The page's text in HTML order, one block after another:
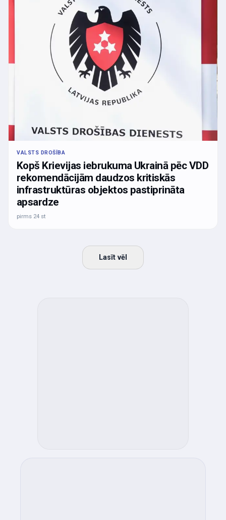
VALSTS DROŠĪBA
Kopš Krievijas iebrukuma Ukrainā pēc VDD
rekomendācijām daudzos kritiskās
infrastruktūras objektos pastiprināta
apsardze
pirms 24 st
Lasīt vēl